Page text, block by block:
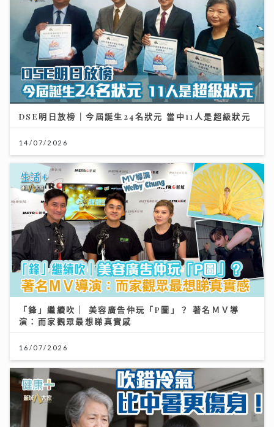
DSE明日放榜｜今屆誕生24名狀元 當中11人是超級狀元
14/07/2026
「鋒」繼續吹 | 美容廣告仲玩「P圖」？ 著名ＭＶ導
演：而家觀眾最想睇真實感
16/07/2026